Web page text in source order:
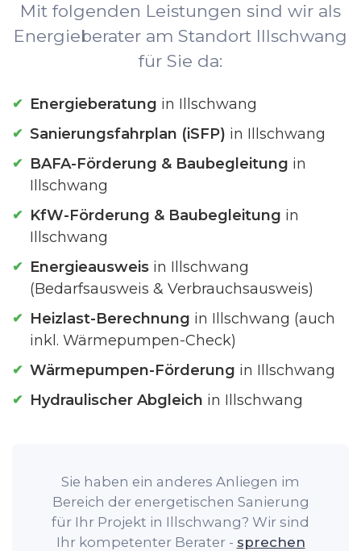
Mit folgenden Leistungen sind wir als
Energieberater am Standort Illschwang
für Sie da:
Energieberatung in Illschwang
Sanierungsfahrplan (iSFP) in Illschwang
BAFA-Förderung & Baubegleitung in
Illschwang
KfW-Förderung & Baubegleitung in
Illschwang
Energieausweis in Illschwang
(Bedarfsausweis & Verbrauchsausweis)
Heizlast-Berechnung in Illschwang (auch
inkl. Wärmepumpen-Check)
Wärmepumpen-Förderung in Illschwang
Hydraulischer Abgleich in Illschwang
Sie haben ein anderes Anliegen im
Bereich der energetischen Sanierung
für Ihr Projekt in Illschwang? Wir sind
Ihr kompetenter Berater - sprechen